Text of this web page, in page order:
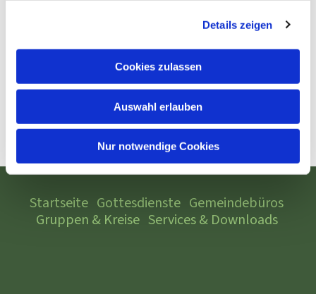
Details zeigen
Cookies zulassen
Auswahl erlauben
Nur notwendige Cookies
Startseite Gottesdienste Gemeindebüros
Gruppen & Kreise Services & Downloads